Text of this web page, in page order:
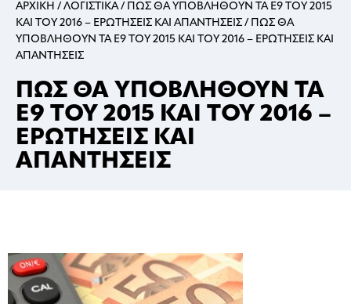
ΑΡΧΙΚΗ / ΛΟΓΙΣΤΙΚΑ/ ΠΩΣ ΘΑ ΥΠΟΒΛΗΘΟΥΝ ΤΑ Ε9 ΤΟΥ 2015
ΚΑΙ ΤΟΥ 2016 – ΕΡΩΤΗΣΕΙΣ ΚΑΙ ΑΠΑΝΤΗΣΕΙΣ / ΠΩΣ ΘΑ
ΥΠΟΒΛΗΘΟΥΝ ΤΑ Ε9 ΤΟΥ 2015 ΚΑΙ ΤΟΥ 2016 – ΕΡΩΤΗΣΕΙΣ ΚΑΙ
ΑΠΑΝΤΗΣΕΙΣ
ΠΩΣ ΘΑ ΥΠΟΒΛΗΘΟΥΝ ΤΑ
Ε9 ΤΟΥ 2015 ΚΑΙ ΤΟΥ 2016 –
ΕΡΩΤΗΣΕΙΣ ΚΑΙ
ΑΠΑΝΤΗΣΕΙΣ